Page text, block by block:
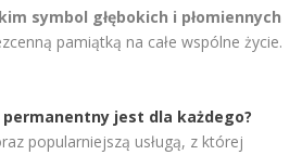
symbol głębokich i płomiennych
pamiątką na całe wspólne życie.
jest dla każdego?
popularniejszą usługą, z której